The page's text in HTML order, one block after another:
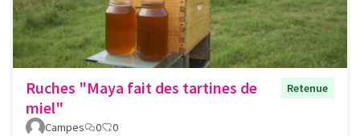
Ruches "Maya fait des tartines de
miel"
Retenue
Campes 0 0